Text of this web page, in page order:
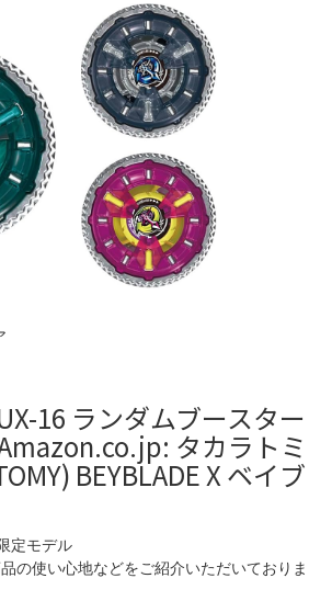
16 ランダムブースター
タカラトミ
BEYBLADE X ベイブ
定モデル
の使い心地などをご紹介いただいておりま